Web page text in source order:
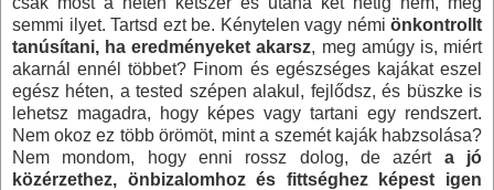
semmi ilyet. Tartsd ezt be. Kénytelen vagy némi önkontrollt
tanúsítani, ha eredményeket akarsz, meg amúgy is, miért
akarnál ennél többet? Finom és egészséges kajákat eszel
egész héten, a tested szépen alakul, fejlődsz, és büszke is
lehetsz magadra, hogy képes vagy tartani egy rendszert.
Nem okoz ez több örömöt, mint a szemét kaják habzsolása?
Nem mondom, hogy enni rossz dolog, de azért a jó
közérzethez, önbizalomhoz és fittséghez képest igen